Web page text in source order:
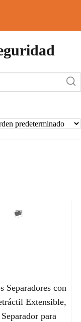
Separadores con
Extensible,
para